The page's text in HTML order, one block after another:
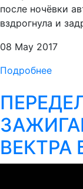
после ночёвки
вздрогнула и
08 May 2017
Подробнее
ВЕКТРА